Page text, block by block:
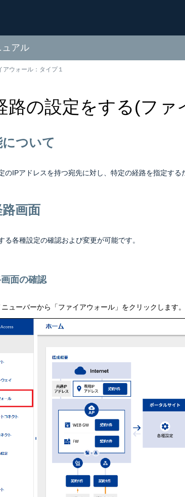
アル
アウォール：タイプ１
路の設定をする(フ
ついて
のIPアドレスを持つ宛先に対し、特定の経路を指定する
画面
る各種設定の確認および変更が可能です。
面の確認
ューバーから「ファイアウォール」をクリックします。